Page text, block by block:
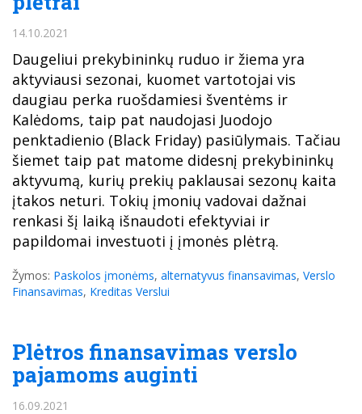
14.10.2021
Daugeliui prekybininkų ruduo ir žiema yra
aktyviausi sezonai, kuomet vartotojai vis
daugiau perka ruošdamiesi šventėms ir
Kalėdoms, taip pat naudojasi Juodojo
penktadienio (Black Friday) pasiūlymais. Tačiau
šiemet taip pat matome didesnį prekybininkų
aktyvumą, kurių prekių paklausai sezonų kaita
įtakos neturi. Tokių įmonių vadovai dažnai
renkasi šį laiką išnaudoti efektyviai ir
papildomai investuoti į įmonės plėtrą.
Žymos: Paskolos įmonėms, alternatyvus finansavimas, Verslo
Finansavimas, Kreditas Verslui
Plėtros finansavimas verslo
pajamoms auginti
16.09.2021